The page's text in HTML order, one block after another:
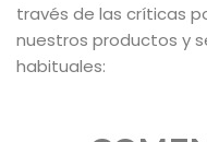
través de las críticas
nuestros productos y
habituales: